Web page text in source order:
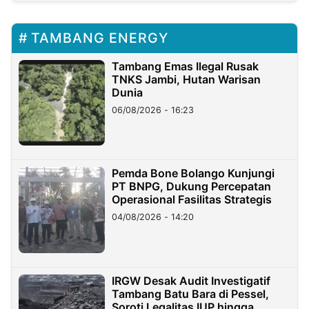
TAMBANG ENERGY
Tambang Emas Ilegal Rusak
TNKS Jambi, Hutan Warisan
Dunia
06/08/2026 - 16:23
Pemda Bone Bolango Kunjungi
PT BNPG, Dukung Percepatan
Operasional Fasilitas Strategis
04/08/2026 - 14:20
IRGW Desak Audit Investigatif
Tambang Batu Bara di Pessel,